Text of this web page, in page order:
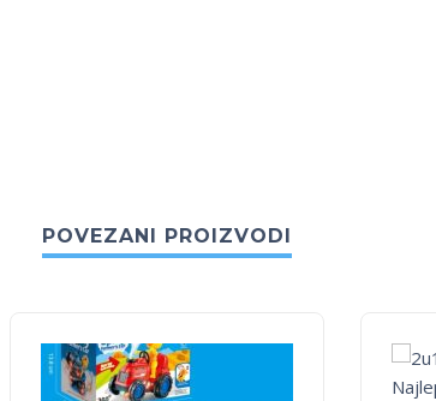
POVEZANI PROIZVODI